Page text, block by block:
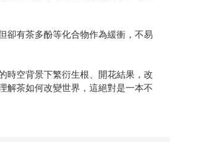
卻有茶多酚等化合物作為緩衝，不易
時空背景下繁衍生根、開花結果，改
解茶如何改變世界，這絕對是一本不